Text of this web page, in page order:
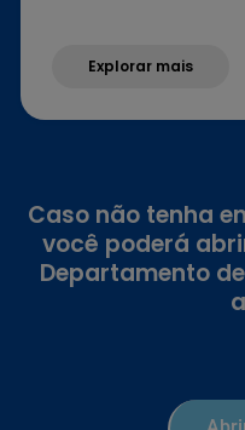
Explorar mais
Caso não tenha
você poderá
Departamento